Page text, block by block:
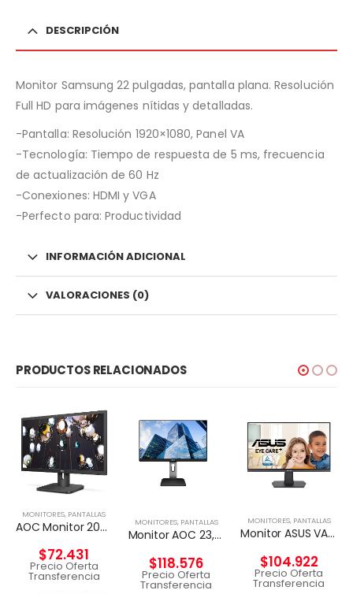
DESCRIPCIÓN
Monitor Samsung 22 pulgadas, pantalla plana. Resolución
Full HD para imágenes nítidas y detalladas.
-Pantalla: Resolución 1920×1080, Panel VA
-Tecnología: Tiempo de respuesta de 5 ms, frecuencia
de actualización de 60 Hz
-Conexiones: HDMI y VGA
-Perfecto para: Productividad
INFORMACIÓN ADICIONAL
VALORACIONES (0)
PRODUCTOS RELACIONADOS
MONITORES, PANTALLAS
AOC Monitor 20E1H HD 1600×900 de 20 pulgadas, HDMI/VGA
$72.431
Precio Oferta
Transferencia
MONITORES, PANTALLAS
Monitor AOC 23,8″ Widescreen, Full HD 1920 x 1080, 60Hz
$118.576
Precio Oferta
Transferencia
MONITORES, PANTALLAS
Monitor ASUS VA24EHF Eye Care – 24/ De 100Hz.
$104.922
Precio Oferta
Transferencia